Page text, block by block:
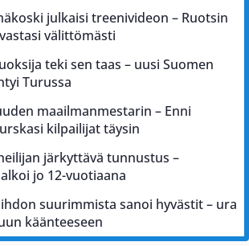
julkaisi treenivideon – Ruotsin
välittömästi
teki sen taas – uusi Suomen
Turussa
maailmanmestarin – Enni
kilpailijat täysin
järkyttävä tunnustus –
jo 12-vuotiaana
suurimmista sanoi hyvästit – ura
käänteeseen